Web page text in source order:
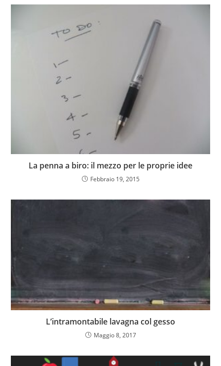
La penna a biro: il mezzo per le proprie idee
Febbraio 19, 2015
L’intramontabile lavagna col gesso
Maggio 8, 2017